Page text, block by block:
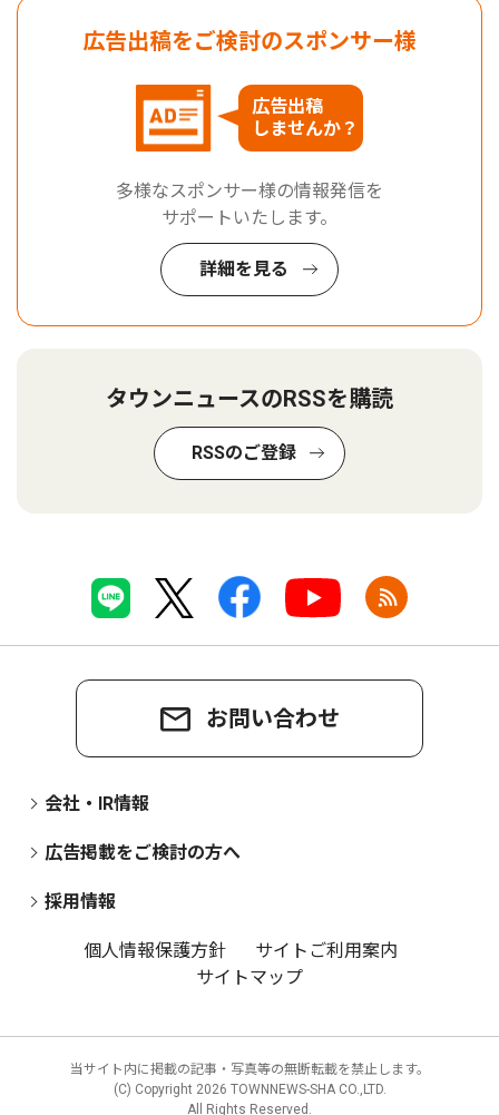
広告出稿をご検討のスポンサー様
広告出稿
しませんか？
多様なスポンサー様の情報発信を
サポートいたします。
詳細を見る
タウンニュースのRSSを購読
RSSのご登録
お問い合わせ
会社・IR情報
広告掲載をご検討の方へ
採用情報
個人情報保護方針
サイトご利用案内
サイトマップ
当サイト内に掲載の記事・写真等の無断転載を禁止します。
(C) Copyright 2026 TOWNNEWS-SHA CO.,LTD.
All Rights Reserved.